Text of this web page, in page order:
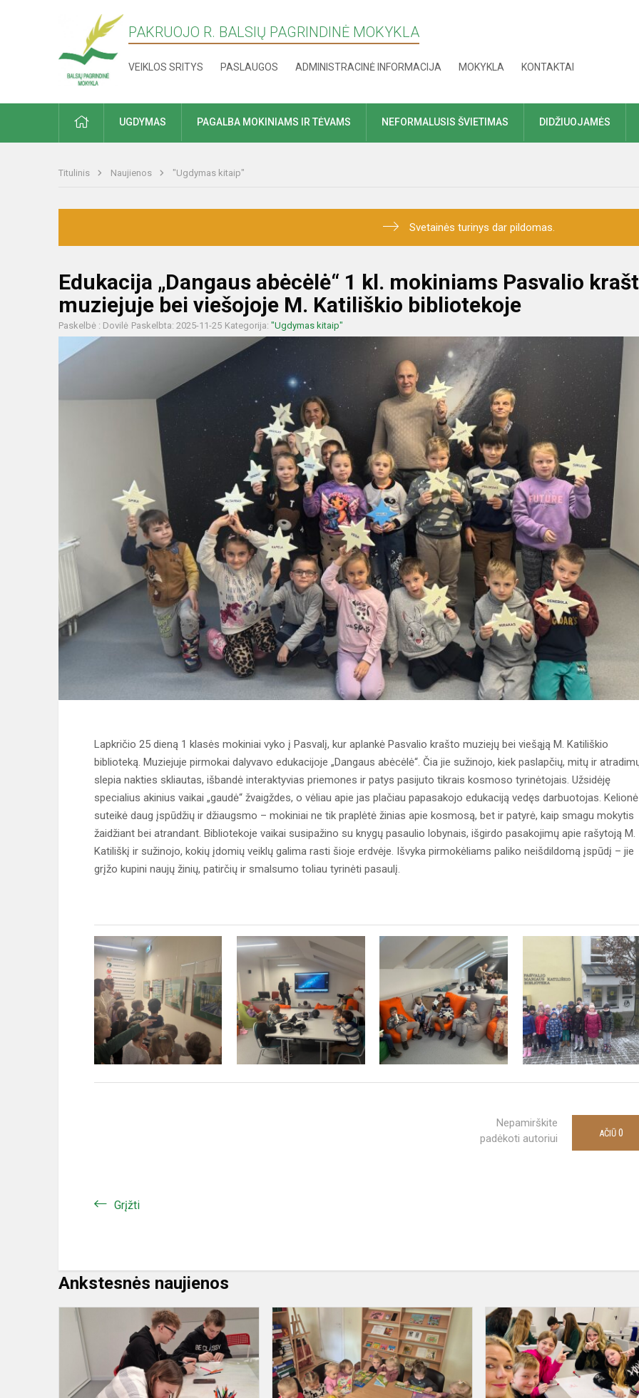
PAKRUOJO R. BALSIŲ PAGRINDINĖ MOKYKLA
VEIKLOS SRITYS PASLAUGOS ADMINISTRACINĖ INFORMACIJA MOKYKLA KONTAKTAI
PRADŽIAUGDYMAS PAGALBA MOKINIAMS IR TĖVAMS NEFORMALUSIS ŠVIETIMAS DIDŽIUOJAMĖS
Titulinis Naujienos "Ugdymas kitaip"
Svetainės turinys dar pildomas.
Edukacija „Dangaus abėcėlė“ 1 kl. mokiniams Pasvalio
muziejuje bei viešojoje M. Katiliškio bibliotekoje
Paskelbė : Dovilė Paskelbta: 2025-11-25 Kategorija: "Ugdymas kitaip"
Lapkričio 25 dieną 1 klasės mokiniai vyko į Pasvalį, kur aplankė Pasvalio krašto muziejų bei viešąją M. Katiliškio
biblioteką. Muziejuje pirmokai dalyvavo edukacijoje „Dangaus abėcėlė“. Čia jie sužinojo, kiek paslapčių, mitų ir
slepia nakties skliautas, išbandė interaktyvias priemones ir patys pasijuto tikrais kosmoso tyrinėtojais. Užsidėję
specialius akinius vaikai „gaudė“ žvaigždes, o vėliau apie jas plačiau papasakojo edukaciją vedęs darbuotojas. Kelionė
suteikė daug įspūdžių ir džiaugsmo – mokiniai ne tik praplėtė žinias apie kosmosą, bet ir patyrė, kaip smagu mokytis
žaidžiant bei atrandant. Bibliotekoje vaikai susipažino su knygų pasaulio lobynais, išgirdo pasakojimų apie rašytoją M.
Katiliškį ir sužinojo, kokių įdomių veiklų galima rasti šioje erdvėje. Išvyka pirmokėliams paliko neišdildomą įspūdį – jie
grįžo kupini naujų žinių, patirčių ir smalsumo toliau tyrinėti pasaulį.
Nepamirškite
padėkoti autoriui
AČIŪ 0
Grįžti
Ankstesnės naujienos
9-
mokinių
išvyka
Projektas
„Žaidžiu
džiaugiuosi“